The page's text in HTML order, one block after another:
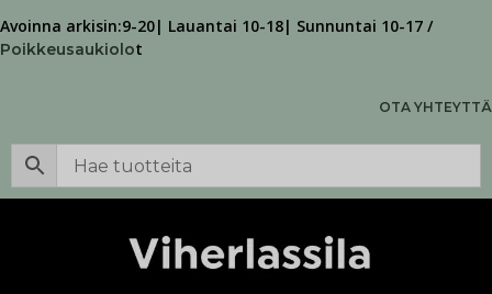
Avoinna arkisin:9-20| Lauantai 10-18| Sunnuntai 10-17 /
Poikkeusaukiolot
OTA YHTEYTTÄ